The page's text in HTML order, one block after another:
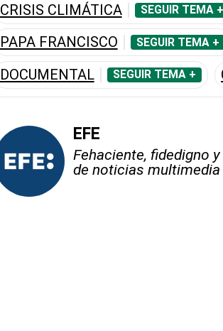
CRISIS CLIMÁTICA SEGUIR TEMA +
PAPA FRANCISCO SEGUIR TEMA +
DOCUMENTAL SEGUIR TEMA +
EFE
Fehaciente, fidedigno
de noticias multimedia